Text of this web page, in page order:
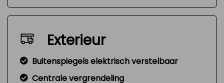
Exterieur
Buitenspiegels elektrisch verstelbaar
Centrale vergrendeling